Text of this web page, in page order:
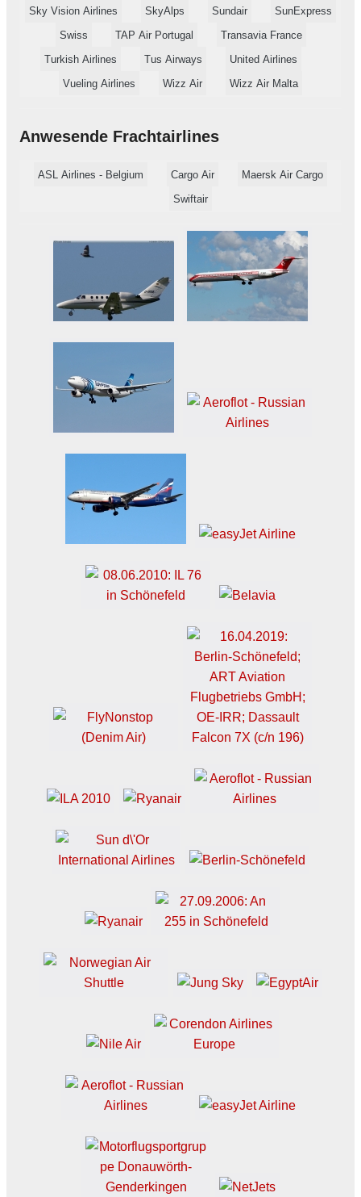
Sky Vision Airlines
SkyAlps Sundair
SunExpress
Swiss
TAP Air Portugal
Transavia France
Turkish Airlines
Tus Airways
United Airlines
Vueling Airlines
Wizz Air Wizz Air Malta
Anwesende Frachtairlines
ASL Airlines - Belgium Cargo Air
Maersk Air Cargo
Swiftair